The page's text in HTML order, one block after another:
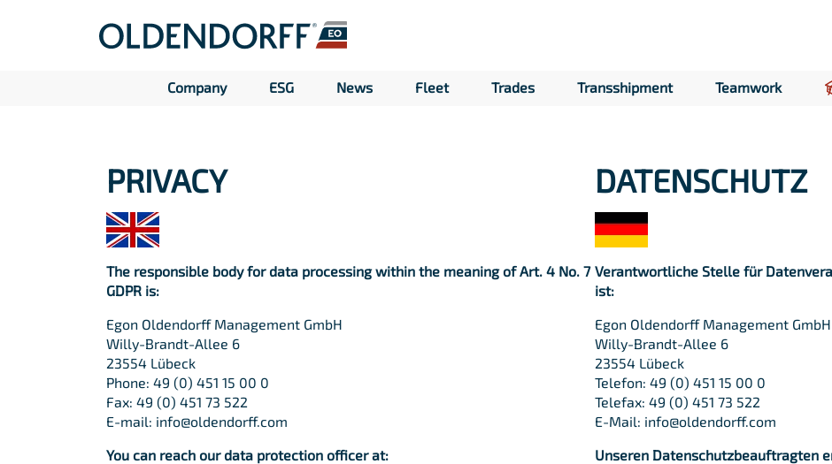
Company ESG News Fleet Trades Transshipment Teamwork
PRIVACY
The responsible body for data processing within the meaning of Art. 4 No. 7
GDPR is:
Egon Oldendorff Management GmbH
Willy-Brandt-Allee 6
23554 Lübeck
Phone: 49 (0) 451 15 00 0
Fax: 49 (0) 451 73 522
E-mail: info@oldendorff.com
You can reach our data protection officer at:
DATENSCHUTZ
Verantwortliche Stelle für
ist:
Egon Oldendorff Management GmbH
Willy-Brandt-Allee 6
23554 Lübeck
Telefon: 49 (0) 451 15 00 0
Telefax: 49 (0) 451 73 522
E-Mail: info@oldendorff.com
Unseren Datenschutzbeauftragten